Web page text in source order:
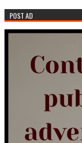
POST AD